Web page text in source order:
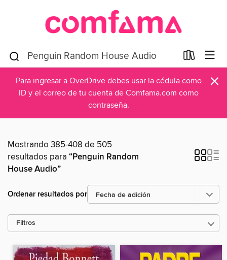
Para ingresar a OverDrive debes usar la cédula como
ID y el correo de tu cuenta de Comfama.com como
contraseña.
×
Mostrando 385-408 de 505
resultados para “Penguin Random
House Audio”
Ordenar resultados por
Filtros